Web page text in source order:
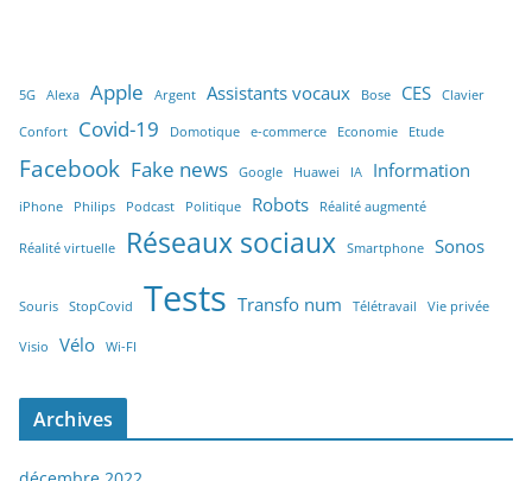
5G Alexa Apple Argent Assistants vocaux Bose CES Clavier
Confort Covid-19 Domotique e-commerce Economie Etude
Facebook Fake news Google Huawei IA Information
iPhone Philips Podcast Politique Robots Réalité augmenté
Réalité virtuelle Réseaux sociaux Smartphone Sonos
Souris StopCovid Tests Transfo num Télétravail Vie privée
Visio Vélo Wi-FI
Archives